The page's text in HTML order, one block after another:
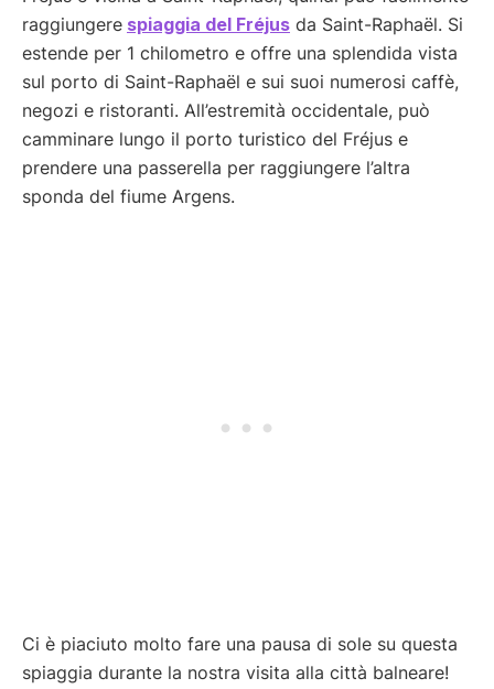
raggiungere spiaggia del Fréjus da Saint-Raphaël. Si
estende per 1 chilometro e offre una splendida vista
sul porto di Saint-Raphaël e sui suoi numerosi caffè,
negozi e ristoranti. All’estremità occidentale, può
camminare lungo il porto turistico del Fréjus e
prendere una passerella per raggiungere l’altra
sponda del fiume Argens.
Ci è piaciuto molto fare una pausa di sole su questa
spiaggia durante la nostra visita alla città balneare!